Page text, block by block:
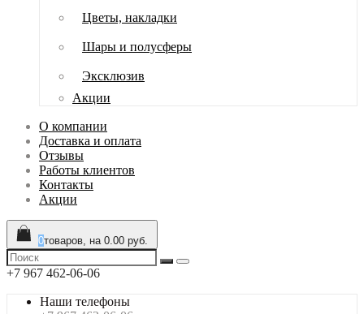
Цветы, накладки
Шары и полусферы
Эксклюзив
Акции
О компании
Доставка и оплата
Отзывы
Работы клиентов
Контакты
Акции
0товаров, на 0.00 руб.
+7 967 462-06-06
Наши телефоны